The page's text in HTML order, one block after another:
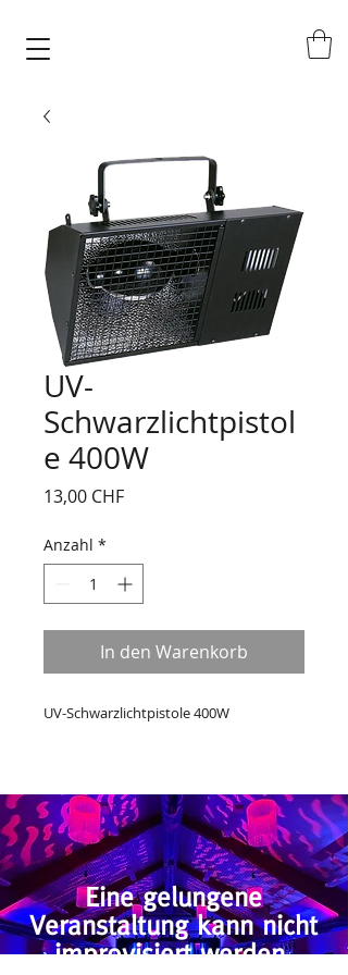
UV-
Schwarzlichtpistol
e 400W
13,00 CHFPreis
Anzahl *
In den Warenkorb
UV-Schwarzlichtpistole 400W
Eine gelungene
Veranstaltung kann nicht
improvisiert werden.